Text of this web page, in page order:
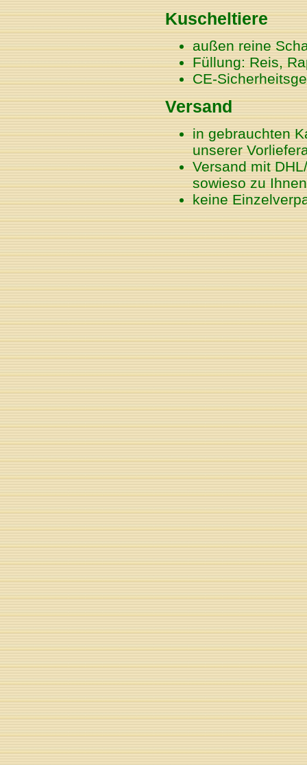
Kuscheltiere
außen reine
Füllung: Reis,
CE-
Versand
in gebrauchten
unserer
Versand mit
sowieso zu
keine